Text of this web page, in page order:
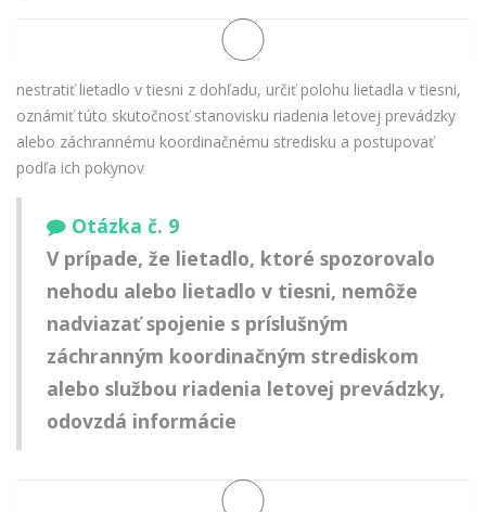
nestratiť lietadlo v tiesni z dohľadu, určiť polohu lietadla v tiesni,
oznámiť túto skutočnosť stanovisku riadenia letovej prevádzky
alebo záchrannému koordinačnému stredisku a postupovať
podľa ich pokynov
Otázka č. 9
V prípade, že lietadlo, ktoré spozorovalo
nehodu alebo lietadlo v tiesni, nemôže
nadviazať spojenie s príslušným
záchranným koordinačným strediskom
alebo službou riadenia letovej prevádzky,
odovzdá informácie